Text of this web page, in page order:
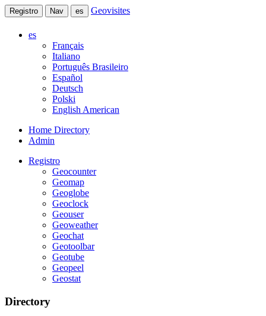
Registro Nav es Geovisites
es
Français
Italiano
Português Brasileiro
Español
Deutsch
Polski
English American
Home Directory
Admin
Registro
Geocounter
Geomap
Geoglobe
Geoclock
Geouser
Geoweather
Geochat
Geotoolbar
Geotube
Geopeel
Geostat
Directory